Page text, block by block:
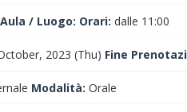
Aula / Luogo: Orari: dalle 11:00
2023 (Thu) Fine
Modalità: Orale